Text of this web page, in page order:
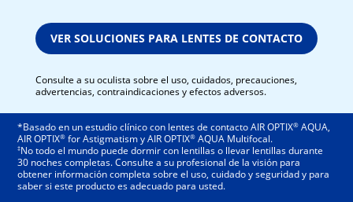
VER SOLUCIONES PARA LENTES DE CONTACTO
Consulte a su oculista sobre el uso, cuidados, precauciones,
advertencias, contraindicaciones y efectos adversos.
*Basado en un estudio clínico con lentes de contacto AIR OPTIX® AQUA,
AIR OPTIX® for Astigmatism y AIR OPTIX® AQUA Multifocal.
‡No todo el mundo puede dormir con lentillas o llevar lentillas durante
30 noches completas. Consulte a su profesional de la visión para
obtener información completa sobre el uso, cuidado y seguridad y para
saber si este producto es adecuado para usted.